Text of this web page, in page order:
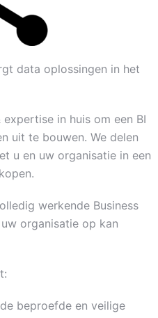
data oplossingen in het
in huis om een BI
uit te bouwen. We delen
u en uw organisatie in een
werkende Business
organisatie op kan
beproefde en veilige